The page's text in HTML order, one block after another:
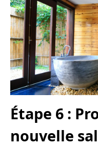
Étape 6 :
nouvelle